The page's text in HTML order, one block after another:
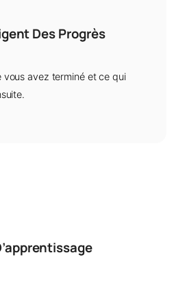
Des Progrès
vous avez terminé et ce qui